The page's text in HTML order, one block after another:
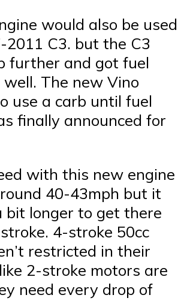
would also be used
2011 C3. but the C3
further and got fuel
The new Vino
use a carb until fuel
finally announced for
with this new engine
40-43mph but it
bit longer to get there
4-stroke 50cc
restricted in their
2-stroke motors are
need every drop of